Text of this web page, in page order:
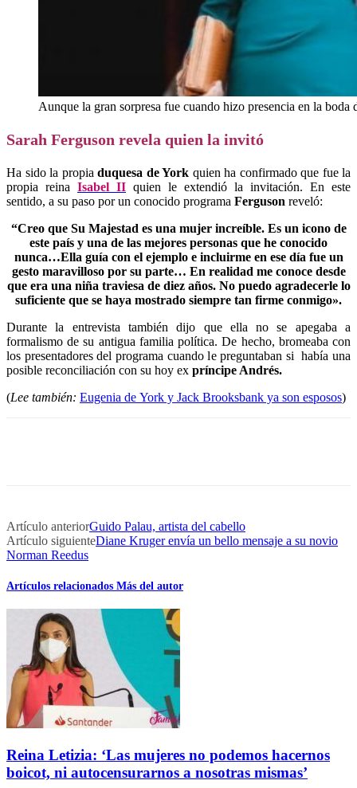
Aunque la gran sorpresa fue cuando hizo presencia en la boda
Sarah Ferguson revela quien la invitó
Ha sido la propia duquesa de York quien ha confirmado que fue la
propia reina Isabel II quien le extendió la invitación. En este
sentido, a su paso por un conocido programa Ferguson reveló:
“Creo que Su Majestad es una mujer increíble. Es un icono de
este país y una de las mejores personas que he conocido
nunca…Ella guía con el ejemplo e incluirme en ese día fue un
gesto maravilloso por su parte… En realidad me conoce desde
que era una niña traviesa de diez años. No puedo agradecerle lo
suficiente que se haya mostrado siempre tan firme conmigo».
Durante la entrevista también dijo que ella no se apegaba a
formalismo de su antigua familia política. De hecho, bromeaba con
los presentadores del programa cuando le preguntaban si había una
posible reconciliación con su hoy ex príncipe Andrés.
(Lee también: Eugenia de York y Jack Brooksbank ya son esposos)
Artículo anteriorGuido Palau, artista del cabello
Artículo siguienteDiane Kruger envía un bello mensaje a su novio
Norman Reedus
Artículos relacionados Más del autor
Reina Letizia: ‘Las mujeres no podemos hacernos
boicot, ni autocensurarnos a nosotras mismas’